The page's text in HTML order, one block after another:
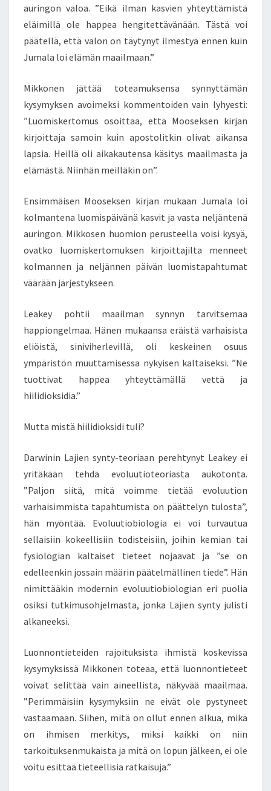
auringon valoa. ”Eikä ilman kasvien yhteyttämistä
eläimillä ole happea hengitettävänään. Tästä voi
päätellä, että valon on täytynyt ilmestyä ennen kuin
Jumala loi elämän maailmaan.”
Mikkonen jättää toteamuksensa synnyttämän
kysymyksen avoimeksi kommentoiden vain lyhyesti:
”Luomiskertomus osoittaa, että Mooseksen kirjan
kirjoittaja samoin kuin apostolitkin olivat aikansa
lapsia. Heillä oli aikakautensa käsitys maailmasta ja
elämästä. Niinhän meilläkin on”.
Ensimmäisen Mooseksen kirjan mukaan Jumala loi
kolmantena luomispäivänä kasvit ja vasta neljäntenä
auringon. Mikkosen huomion perusteella voisi kysyä,
ovatko luomiskertomuksen kirjoittajilta menneet
kolmannen ja neljännen päivän luomistapahtumat
väärään järjestykseen.
Leakey pohtii maailman synnyn tarvitsemaa
happiongelmaa. Hänen mukaansa eräistä varhaisista
eliöistä, siniviherlevillä, oli keskeinen osuus
ympäristön muuttamisessa nykyisen kaltaiseksi. ”Ne
tuottivat happea yhteyttämällä vettä ja
hiilidioksidia.”
Mutta mistä hiilidioksidi tuli?
Darwinin Lajien synty-teoriaan perehtynyt Leakey ei
yritäkään tehdä evoluutioteoriasta aukotonta.
”Paljon siitä, mitä voimme tietää evoluution
varhaisimmista tapahtumista on päättelyn tulosta”,
hän myöntää. Evoluutiobiologia ei voi turvautua
sellaisiin kokeellisiin todisteisiin, joihin kemian tai
fysiologian kaltaiset tieteet nojaavat ja ”se on
edelleenkin jossain määrin päätelmällinen tiede”. Hän
nimittääkin modernin evoluutiobiologian eri puolia
osiksi tutkimusohjelmasta, jonka Lajien synty julisti
alkaneeksi.
Luonnontieteiden rajoituksista ihmistä koskevissa
kysymyksissä Mikkonen toteaa, että luonnontieteet
voivat selittää vain aineellista, näkyvää maailmaa.
”Perimmäisiin kysymyksiin ne eivät ole pystyneet
vastaamaan. Siihen, mitä on ollut ennen alkua, mikä
on ihmisen merkitys, miksi kaikki on niin
tarkoituksenmukaista ja mitä on lopun jälkeen, ei ole
voitu esittää tieteellisiä ratkaisuja.”